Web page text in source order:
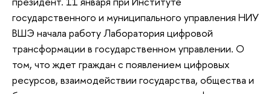
государственного и муниципального управления НИУ
ВШЭ начала работу Лаборатория цифровой
трансформации в государственном управлении. О
том, что ждет граждан с появлением цифровых
ресурсов, взаимодействии государства, общества и